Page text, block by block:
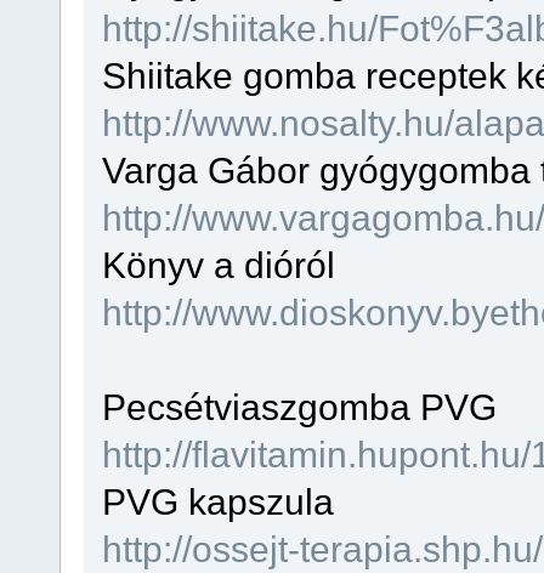
http://shiitake.hu/
Shiitake gomba receptek
http://www.nosalty.hu/
Varga Gábor gyógygomba
http://www.vargagomba.hu/
Könyv a dióról
http://
Pecsétviaszgomba PVG
http://
PVG kapszula
http://ossejt-